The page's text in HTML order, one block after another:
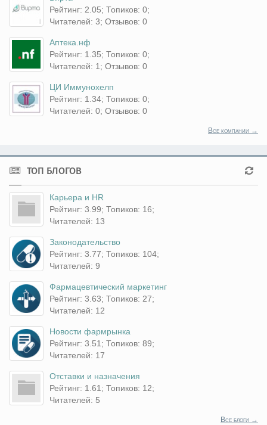
Рейтинг: 2.05; Топиков: 0;
Читателей: 3; Отзывов: 0
Аптека.нф
Рейтинг: 1.35; Топиков: 0;
Читателей: 1; Отзывов: 0
ЦИ Иммунохелп
Рейтинг: 1.34; Топиков: 0;
Читателей: 0; Отзывов: 0
Все компании →
ТОП БЛОГОВ
Карьера и HR
Рейтинг: 3.99; Топиков: 16;
Читателей: 13
Законодательство
Рейтинг: 3.77; Топиков: 104;
Читателей: 9
Фармацевтический маркетинг
Рейтинг: 3.63; Топиков: 27;
Читателей: 12
Новости фармрынка
Рейтинг: 3.51; Топиков: 89;
Читателей: 17
Отставки и назначения
Рейтинг: 1.61; Топиков: 12;
Читателей: 5
Все блоги →